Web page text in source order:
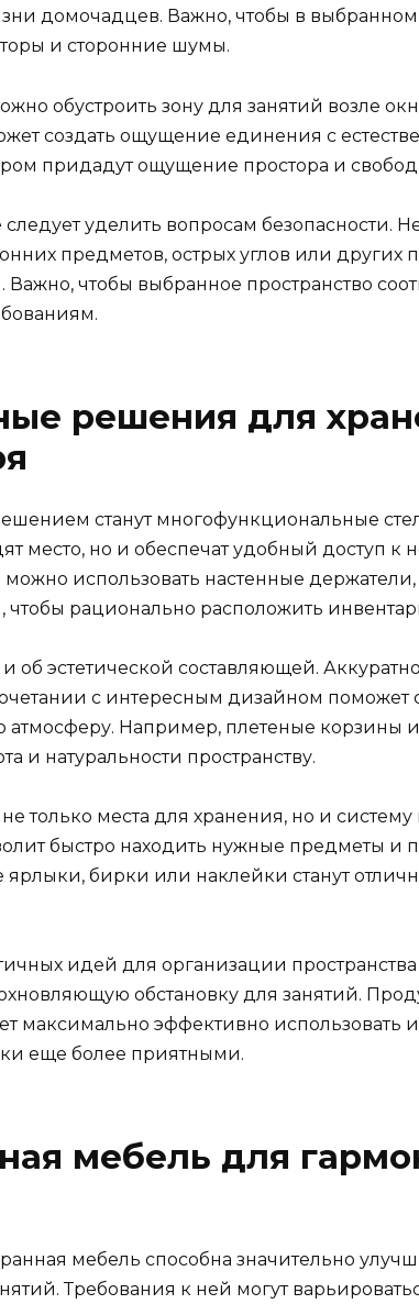
домочадцев. Важно, чтобы в выбранном
и сторонние шумы.
обустроить зону для занятий возле
создать ощущение единения с
придадут ощущение простора и
уделить вопросам безопасности.
предметов, острых углов или других
Важно, чтобы выбранное пространство
решения для
станут многофункциональные
место, но и обеспечат удобный доступ к
использовать настенные
рационально расположить
и об эстетической составляющей.
с интересным дизайном поможет
Например, плетеные корзины
и натуральности пространству.
только места для хранения, но и
быстро находить нужные предметы и
ярлыки, бирки или наклейки станут
идей для организации пространства
обстановку для занятий.
максимально эффективно
еще более приятными.
мебель для
мебель способна значительно
Требования к ней могут